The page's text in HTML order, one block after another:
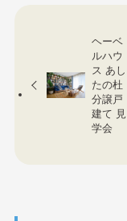
ヘーベ
ルハウ
ス あし
たの杜
分譲戸
建て 見
学会